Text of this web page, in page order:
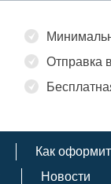
Отправка
Как
Новости